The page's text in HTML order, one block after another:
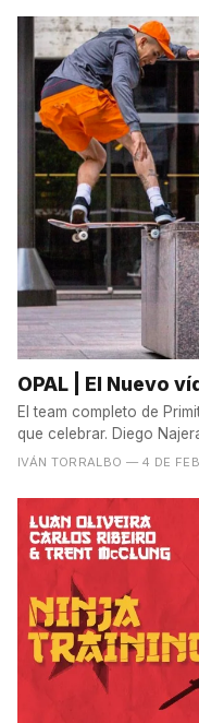
OPAL | El Nuevo
El team completo de
que celebrar. Diego
IVÁN TORRALBO — 4 DE